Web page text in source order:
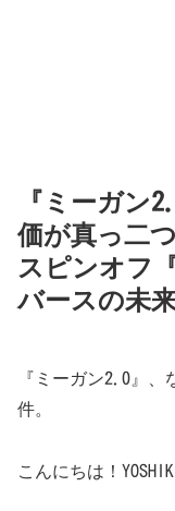
『ミーガン
価が真っ二
スピンオフ『
バースの未
『ミーガン2.0』、
件。
こんにちは！